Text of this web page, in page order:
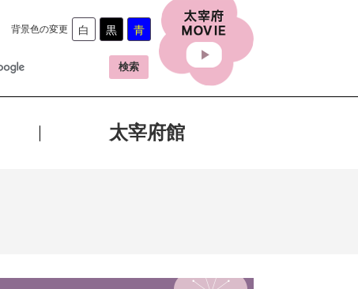
背景色の変更 白 黒 青
太宰府館